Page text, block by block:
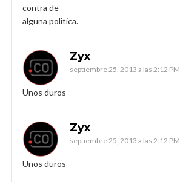
contra de
alguna politica.
Zyx
septiembre 25, 2013 a las 2:12 PM
Unos duros
Zyx
septiembre 25, 2013 a las 2:12 PM
Unos duros